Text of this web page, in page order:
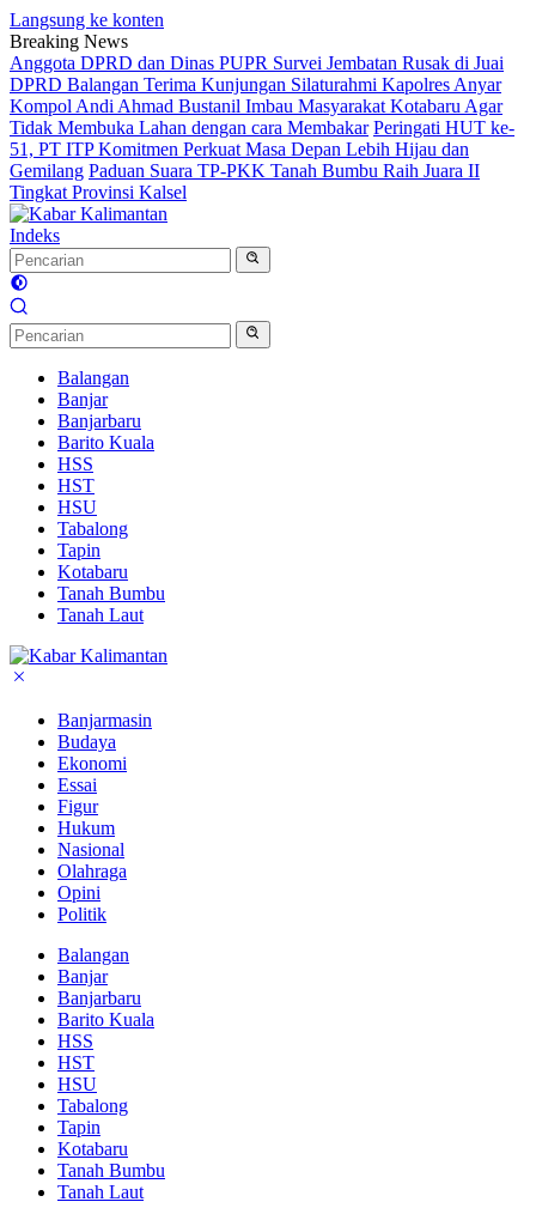
Langsung ke konten
Breaking News
Anggota DPRD dan Dinas PUPR Survei Jembatan Rusak di Juai
DPRD Balangan Terima Kunjungan Silaturahmi Kapolres Anyar
Kompol Andi Ahmad Bustanil Imbau Masyarakat Kotabaru Agar
Tidak Membuka Lahan dengan cara Membakar Peringati HUT ke-
51, PT ITP Komitmen Perkuat Masa Depan Lebih Hijau dan
Gemilang Paduan Suara TP-PKK Tanah Bumbu Raih Juara II
Tingkat Provinsi Kalsel
Indeks
Balangan
Banjar
Banjarbaru
Barito Kuala
HSS
HST
HSU
Tabalong
Tapin
Kotabaru
Tanah Bumbu
Tanah Laut
Banjarmasin
Budaya
Ekonomi
Essai
Figur
Hukum
Nasional
Olahraga
Opini
Politik
Balangan
Banjar
Banjarbaru
Barito Kuala
HSS
HST
HSU
Tabalong
Tapin
Kotabaru
Tanah Bumbu
Tanah Laut